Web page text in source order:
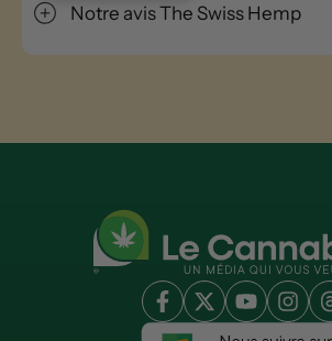
Notre avis The Swiss Hemp